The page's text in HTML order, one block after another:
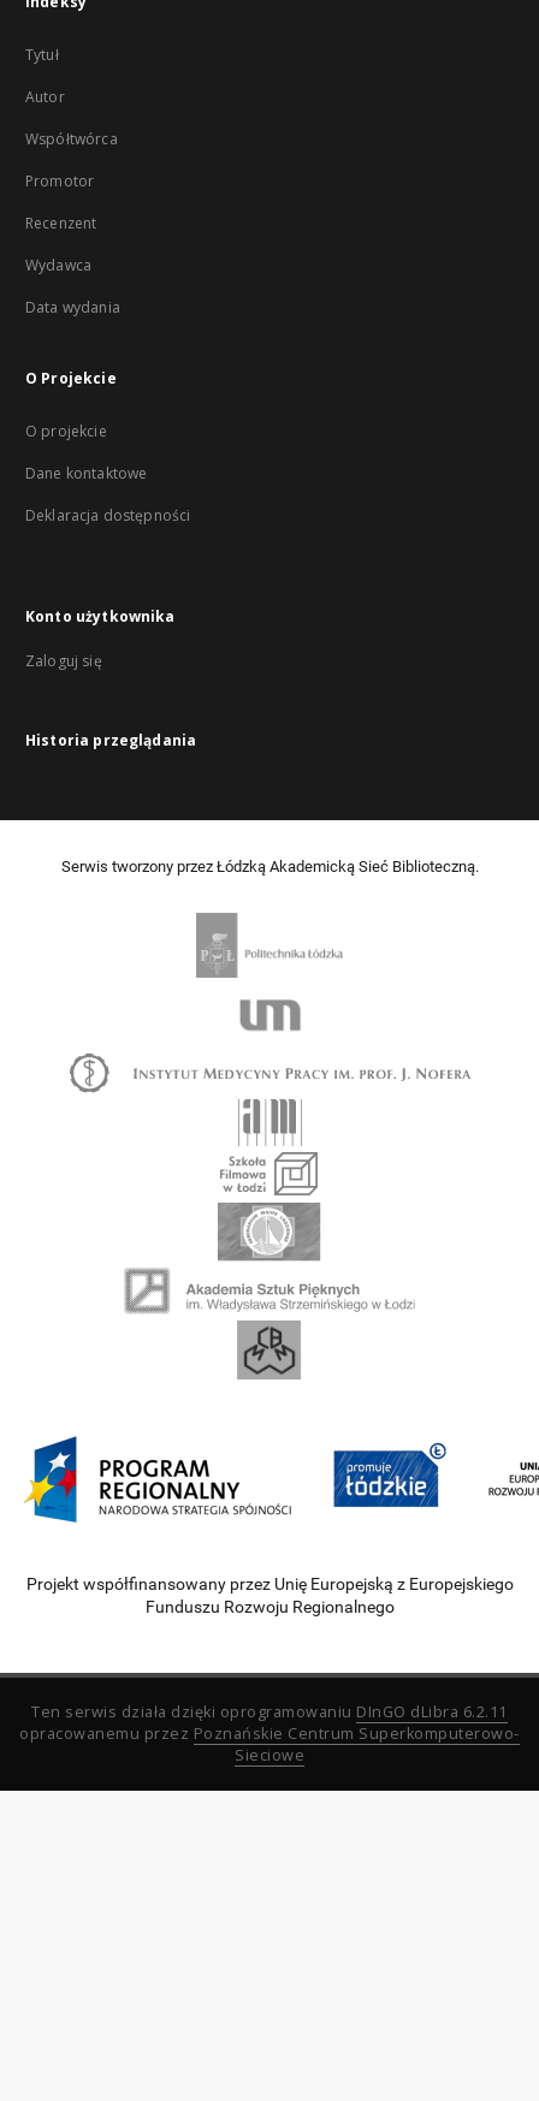
Tytuł
Autor
Współtwórca
Promotor
Recenzent
Wydawca
Data wydania
O Projekcie
O projekcie
Dane kontaktowe
Deklaracja dostępności
Konto użytkownika
Zaloguj się
Historia przeglądania
Serwis tworzony przez Łódzką Akademicką Sieć Biblioteczną.
Projekt współfinansowany przez Unię Europejską z Europejskiego
Funduszu Rozwoju Regionalnego
Ten serwis działa dzięki oprogramowaniu DInGO dLibra 6.2.11
opracowanemu przez Poznańskie Centrum Superkomputerowo-
Sieciowe